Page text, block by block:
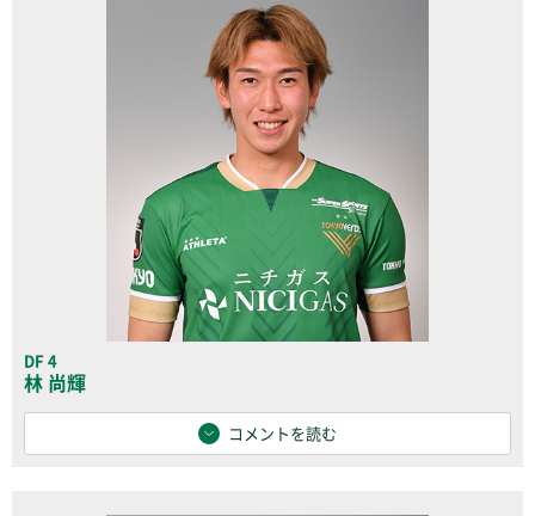
DF 4
林 尚輝
コメントを読む